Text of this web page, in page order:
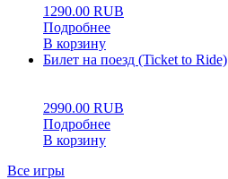
1290.00 RUB
Подробнее
В корзину
Билет на поезд (Ticket to Ride)
2990.00 RUB
Подробнее
В корзину
Все игры